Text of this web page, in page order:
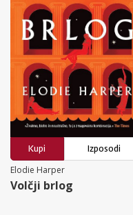
Kupi
Izposodi
Elodie Harper
Volčji brlog